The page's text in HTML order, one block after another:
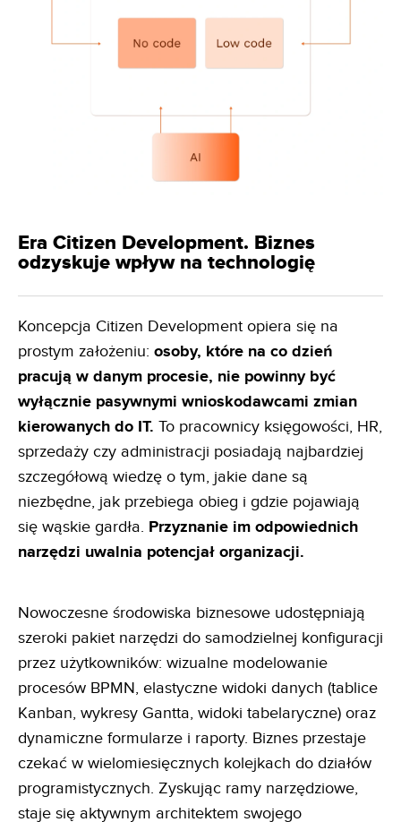
Era Citizen Development. Biznes
odzyskuje wpływ na technologię
Koncepcja Citizen Development opiera się na
prostym założeniu: osoby, które na co dzień
pracują w danym procesie, nie powinny być
wyłącznie pasywnymi wnioskodawcami zmian
kierowanych do IT. To pracownicy księgowości, HR,
sprzedaży czy administracji posiadają najbardziej
szczegółową wiedzę o tym, jakie dane są
niezbędne, jak przebiega obieg i gdzie pojawiają
się wąskie gardła. Przyznanie im odpowiednich
narzędzi uwalnia potencjał organizacji.
Nowoczesne środowiska biznesowe udostępniają
szeroki pakiet narzędzi do samodzielnej konfiguracji
przez użytkowników: wizualne modelowanie
procesów BPMN, elastyczne widoki danych (tablice
Kanban, wykresy Gantta, widoki tabelaryczne) oraz
dynamiczne formularze i raporty. Biznes przestaje
czekać w wielomiesięcznych kolejkach do działów
programistycznych. Zyskując ramy narzędziowe,
staje się aktywnym architektem swojego